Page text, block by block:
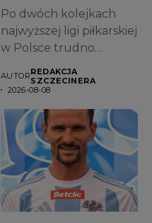
Po dwóch kolejkach
najwyższej ligi piłkarskiej
w Polsce trudno
AUTORREDAKCJA
SZCZECINERA
2026-08-08